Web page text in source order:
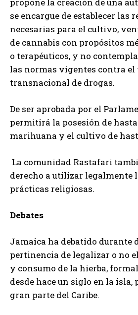
propone la creación de una
se encargue de establecer las
necesarias para el cultivo,
de cannabis con propósitos
o terapéuticos, y no
las normas vigentes contra el
transnacional de drogas.
De ser aprobada por el
permitirá la posesión de
marihuana y el cultivo de
La comunidad Rastafari
derecho a utilizar legalmente
prácticas religiosas.
Debates
Jamaica ha debatido durante
pertinencia de legalizar o no
y consumo de la hierba,
desde hace un siglo en la isla,
gran parte del Caribe.